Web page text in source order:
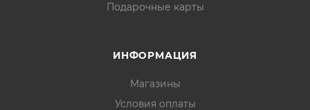
Подарочные карты
ИНФОРМАЦИЯ
Магазины
Условия оплаты